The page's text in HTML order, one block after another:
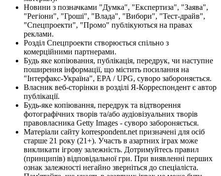
Новини з позначками "Думка", "Експертиза", "Заява",
"Регіони", "Гроші", "Влада", "Вибори", "Тест-драйв",
"Спецпроекти", "Промо" публікуються на правах
реклами.
Розділ Спецпроекти створюється спільно з
комерційними партнерами.
Будь яке копіювання, публікація, передрук, чи наступне
поширення інформації, що містить посилання на
"Інтерфакс-Україна", EPA / UPG, суворо забороняється.
Власник веб-сторінки в розділі Я-Корреспондент є автор
публікації.
Будь-яке копіювання, передрук та відтворення
фотографічних творів та/або аудіовізуальних творів
правовласника Getty Images - суворо забороняється.
Матеріали сайту korrespondent.net призначені для осіб
старше 21 року (21+). Участь в азартних іграх може
викликати ігрову залежність. Дотримуйтесь правил
(принципів) відповідальної гри. При виявленні перших
ознак залежності негайно зверніться до спеціаліста.